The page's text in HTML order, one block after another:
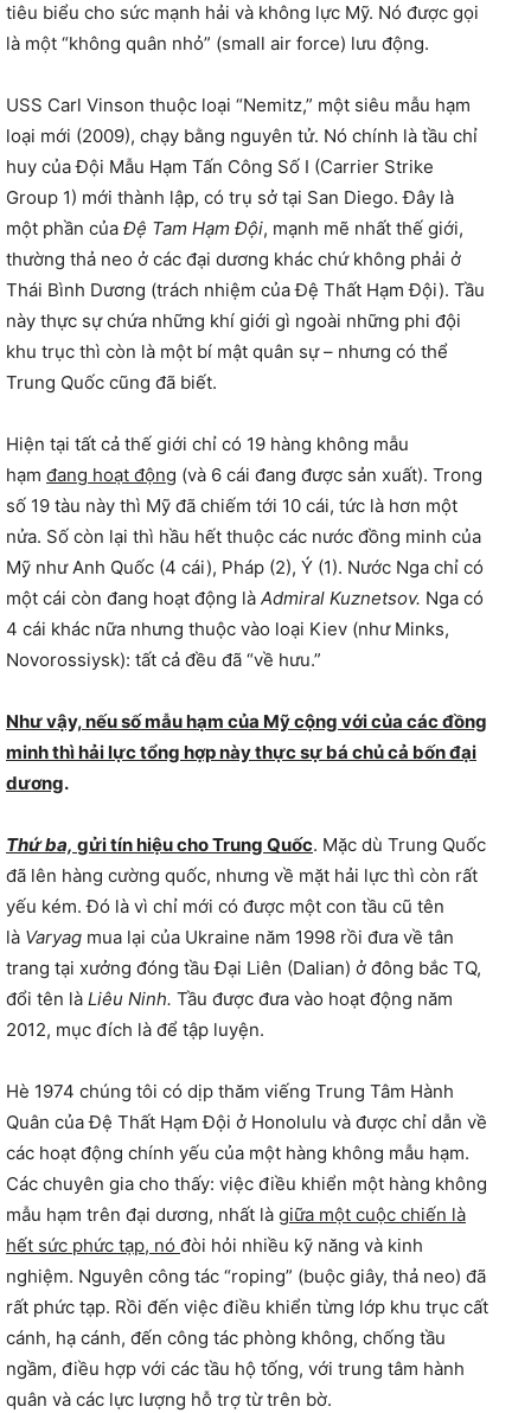
tiêu biểu cho sức mạnh hải và không lực Mỹ. Nó được gọi
là một “không quân nhỏ” (small air force) lưu động.
USS Carl Vinson thuộc loại “Nemitz,” một siêu mẫu hạm
loại mới (2009), chạy bằng nguyên tử. Nó chính là tầu chỉ
huy của Đội Mẫu Hạm Tấn Công Số I (Carrier Strike
Group 1) mới thành lập, có trụ sở tại San Diego. Đây là
một phần của Đệ Tam Hạm Đội, mạnh mẽ nhất thế giới,
thường thả neo ở các đại dương khác chứ không phải ở
Thái Bình Dương (trách nhiệm của Đệ Thất Hạm Đội). Tầu
này thực sự chứa những khí giới gì ngoài những phi đội
khu trục thì còn là một bí mật quân sự – nhưng có thể
Trung Quốc cũng đã biết.
Hiện tại tất cả thế giới chỉ có 19 hàng không mẫu
hạm đang hoạt động (và 6 cái đang được sản xuất). Trong
số 19 tàu này thì Mỹ đã chiếm tới 10 cái, tức là hơn một
nửa. Số còn lại thì hầu hết thuộc các nước đồng minh của
Mỹ như Anh Quốc (4 cái), Pháp (2), Ý (1). Nước Nga chỉ có
một cái còn đang hoạt động là Admiral Kuznetsov. Nga có
4 cái khác nữa nhưng thuộc vào loại Kiev (như Minks,
Novorossiysk): tất cả đều đã “về hưu.”
Như vậy, nếu số mẫu hạm của Mỹ cộng với của các đồng
minh thì hải lực tổng hợp này thực sự bá chủ cả bốn đại
dương.
Thứ ba, gửi tín hiệu cho Trung Quốc. Mặc dù Trung Quốc
đã lên hàng cường quốc, nhưng về mặt hải lực thì còn rất
yếu kém. Đó là vì chỉ mới có được một con tầu cũ tên
là Varyag mua lại của Ukraine năm 1998 rồi đưa về tân
trang tại xưởng đóng tầu Đại Liên (Dalian) ở đông bắc TQ,
đổi tên là Liêu Ninh. Tầu được đưa vào hoạt động năm
2012, mục đích là để tập luyện.
Hè 1974 chúng tôi có dịp thăm viếng Trung Tâm Hành
Quân của Đệ Thất Hạm Đội ở Honolulu và được chỉ dẫn về
các hoạt động chính yếu của một hàng không mẫu hạm.
Các chuyên gia cho thấy: việc điều khiển một hàng không
mẫu hạm trên đại dương, nhất là giữa một cuộc chiến là
hết sức phức tạp, nó đòi hỏi nhiều kỹ năng và kinh
nghiệm. Nguyên công tác “roping” (buộc giây, thả neo) đã
rất phức tạp. Rồi đến việc điều khiển từng lớp khu trục cất
cánh, hạ cánh, đến công tác phòng không, chống tầu
ngầm, điều hợp với các tầu hộ tống, với trung tâm hành
quân và các lực lượng hỗ trợ từ trên bờ.